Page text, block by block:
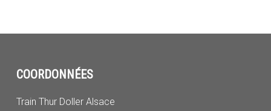
COORDONNÉES
Train Thur Doller Alsace